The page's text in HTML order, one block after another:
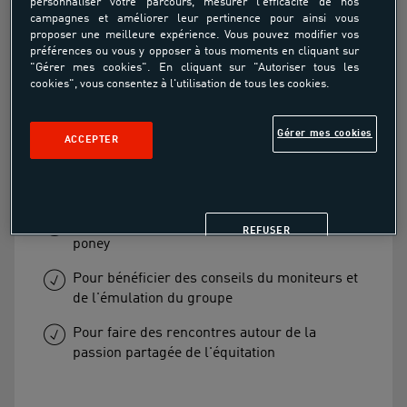
Stages Equitation Enfants et
Ados
Pour accélérer sa progression à cheval ou à
poney
Pour bénéficier des conseils du moniteurs et
de l'émulation du groupe
Pour faire des rencontres autour de la
passion partagée de l'équitation
personnaliser votre parcours, mesurer l'efficacité de nos
campagnes et améliorer leur pertinence pour ainsi vous
proposer une meilleure expérience. Vous pouvez modifier vos
préférences ou vous y opposer à tous moments en cliquant sur
"Gérer mes cookies". En cliquant sur "Autoriser tous les
cookies", vous consentez à l'utilisation de tous les cookies.
Gérer mes cookies
REFUSER
ACCEPTER